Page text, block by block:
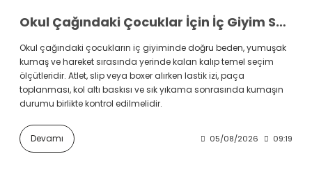
Okul Çağındaki Çocuklar İçin İç Giyim Seçimi
Okul çağındaki çocukların iç giyiminde doğru beden, yumuşak
kumaş ve hareket sırasında yerinde kalan kalıp temel seçim
ölçütleridir. Atlet, slip veya boxer alırken lastik izi, paça
toplanması, kol altı baskısı ve sık yıkama sonrasında kumaşın
durumu birlikte kontrol edilmelidir.
Devamı 05/08/2026 09:19